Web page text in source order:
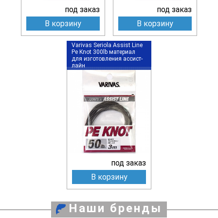
под заказ
В корзину
под заказ
В корзину
Varivas Seriola Assist Line
Pe Knot 300lb материал
для изготовления ассист-
лайн
под заказ
В корзину
Наши бренды